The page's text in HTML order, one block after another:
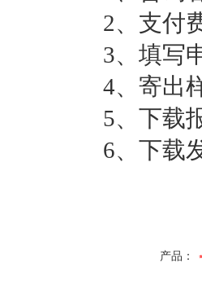
2、支付
3、填写
4、寄出
5、下载
6、下载
产品：